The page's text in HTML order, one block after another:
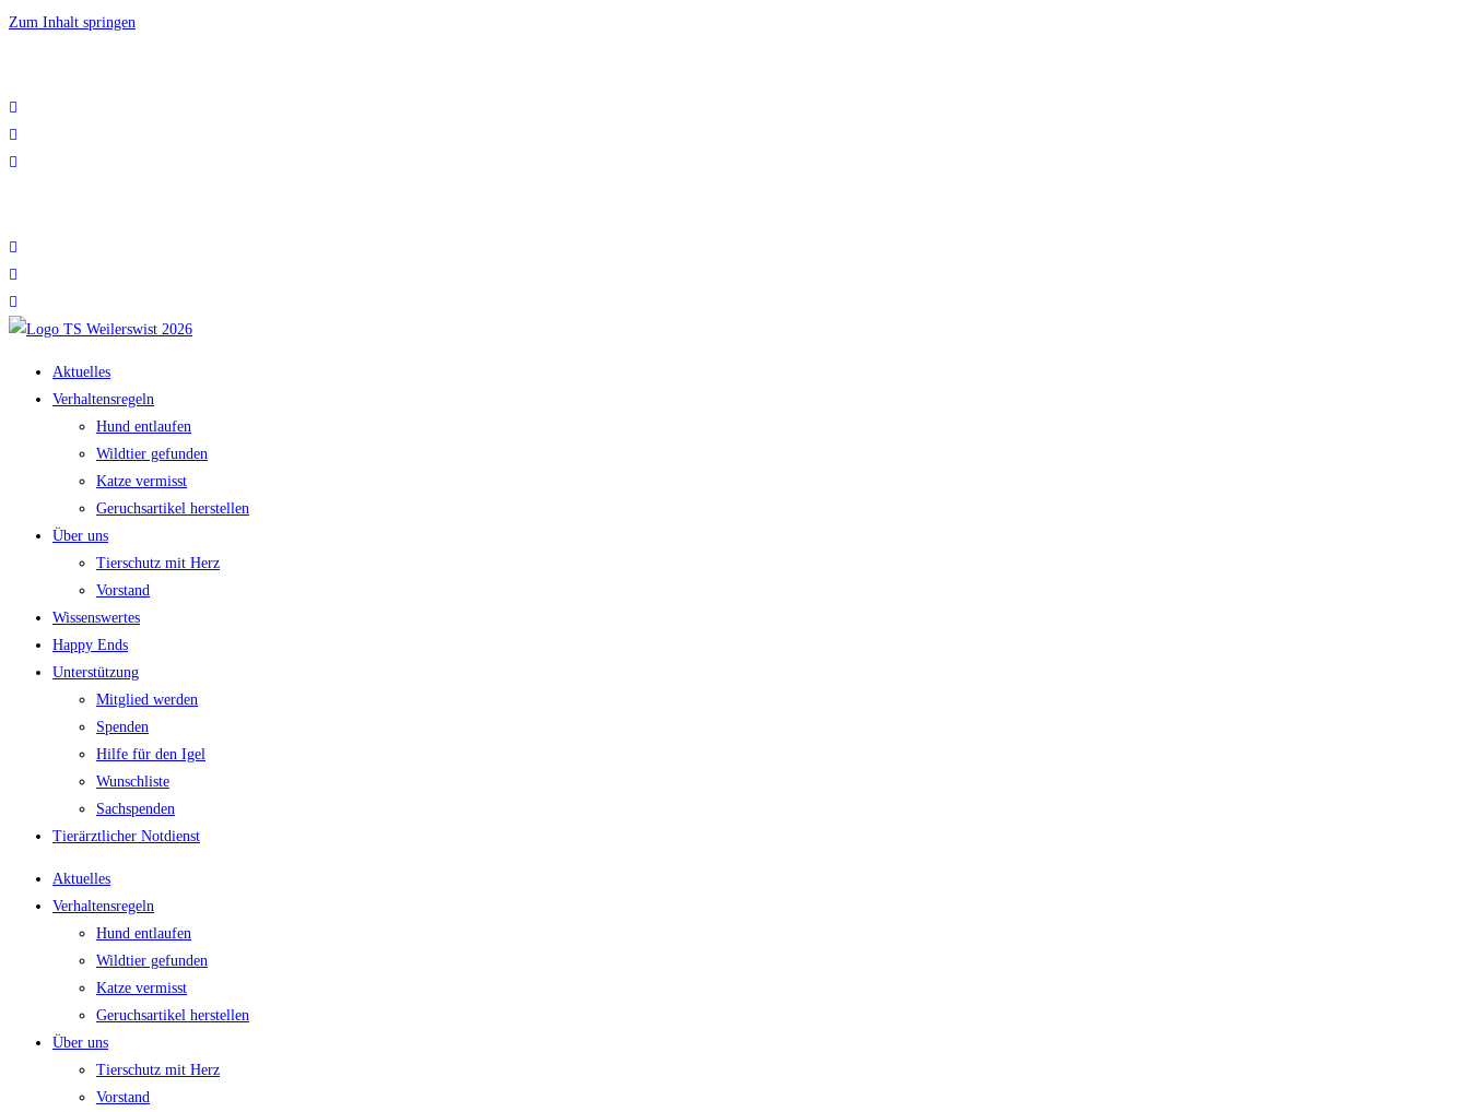
Zum Inhalt springen
Aktuelles
Verhaltensregeln
Hund entlaufen
Wildtier gefunden
Katze vermisst
Geruchsartikel herstellen
Über uns
Tierschutz mit Herz
Vorstand
Wissenswertes
Happy Ends
Unterstützung
Mitglied werden
Spenden
Hilfe für den Igel
Wunschliste
Sachspenden
Tierärztlicher Notdienst
Aktuelles
Verhaltensregeln
Hund entlaufen
Wildtier gefunden
Katze vermisst
Geruchsartikel herstellen
Über uns
Tierschutz mit Herz
Vorstand